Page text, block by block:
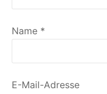
Name *
E-Mail-Adresse